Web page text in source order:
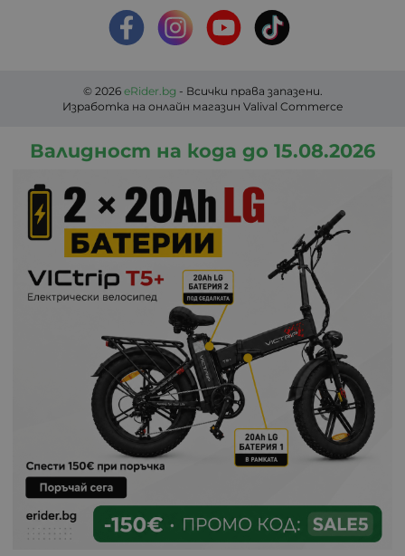
© 2026 eRider.bg - Всички права запазени.
Изработка на онлайн магазин Valival Commerce
Валидност на кода до 15.08.2026